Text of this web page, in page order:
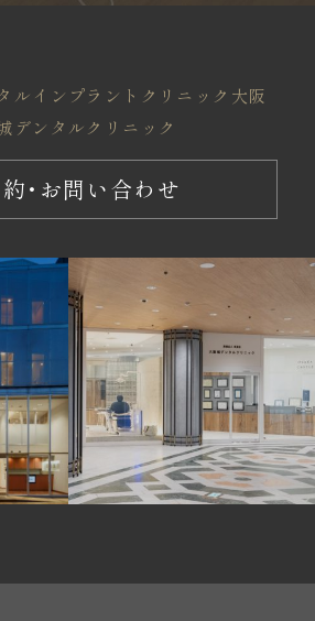
ルインプラントクリニック大阪
デンタルクリニック
・お問い合わせ